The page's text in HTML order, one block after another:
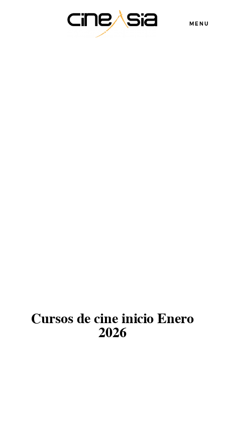
MENU
Cursos de cine inicio Enero
2026
©2026 COPYRIGHT FLOTHEMES